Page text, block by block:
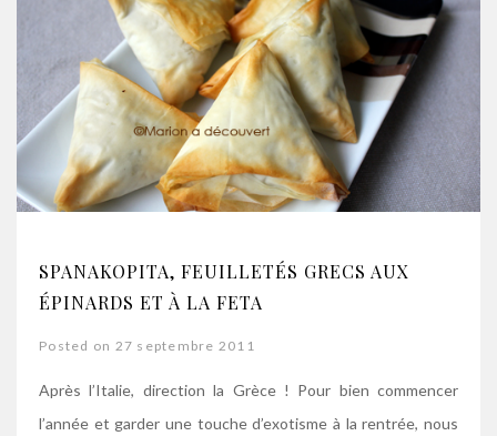
SPANAKOPITA, FEUILLETÉS GRECS AUX
ÉPINARDS ET À LA FETA
Posted on 27 septembre 2011
Après l’Italie, direction la Grèce ! Pour bien commencer
l’année et garder une touche d’exotisme à la rentrée, nous